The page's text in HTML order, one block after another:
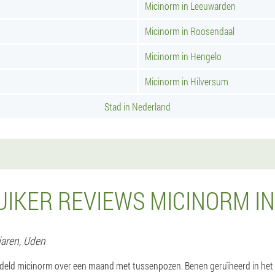
Micinorm in Leeuwarden
Micinorm in Roosendaal
Micinorm in Hengelo
Micinorm in Hilversum
Stad in Nederland
REVIEWS MICINORM
Uden
micinorm over een maand met tussenpozen. Benen geruïneerd in